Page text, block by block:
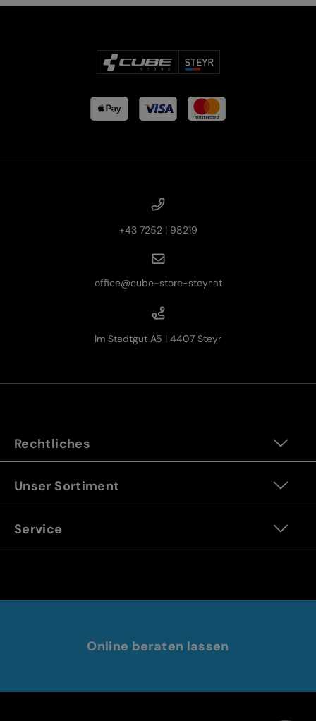
+43 7252 | 98219
office@cube-store-steyr.at
Im Stadtgut A5 | 4407 Steyr
Rechtliches
Unser Sortiment
Service
Online beraten lassen